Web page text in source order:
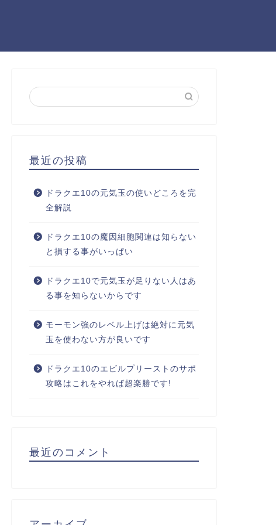
最近の投稿
ドラクエ10の元気玉の使いどころを完
全解説
ドラクエ10の魔因細胞関連は知らない
と損する事がいっぱい
ドラクエ10で元気玉が足りない人はあ
る事を知らないからです
モーモン強のレベル上げは絶対に元気
玉を使わない方が良いです
ドラクエ10のエビルプリーストのサポ
攻略はこれをやれば超楽勝です!
最近のコメント